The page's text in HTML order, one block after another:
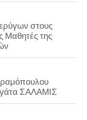
στους
Μαθητές της